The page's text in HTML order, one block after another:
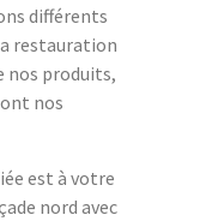
différents
restauration
nos produits,
nos
est à votre
nord avec